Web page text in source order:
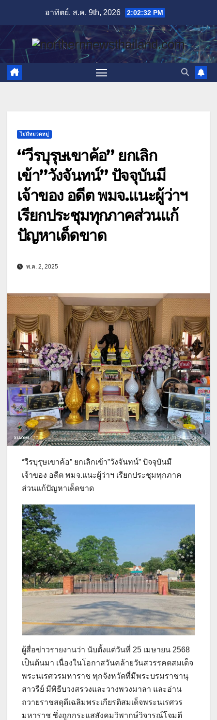
content
อาทิตย์. ส.ค. 9th, 2026 2:02:34 PM
ไม่มีหมวดหมู่
“วีรบุรุษเขาค้อ” ยกเลิก
เข้า”วังจันทน์” ปัจจุบันมี
เจ้าของ อดีต พมจ.แนะผู้ว่าฯ
เรียกประชุมทุกภาคส่วนแก้
ปัญหาเด็ดขาด
พ.ค. 2, 2025
“วีรบุรุษเขาค้อ” ยกเลิกเข้า”วังจันทน์” ปัจจุบันมี
เจ้าของ อดีต พมจ.แนะผู้ว่าฯ เรียกประชุมทุกภาค
ส่วนแก้ปัญหาเด็ดขาด
ผู้สื่อข่าวรายงานว่า นับตั้งแต่วันที่ 25 เมษายน 2568
เป็นต้นมา เนื่องในโอกาสวันคล้ายวันสวรรคตสมเด็จ
พระนเรศวรมหาราช ทุกจังหวัดที่มีพระบรมราชานุ
สาวรีย์ มีพิธีบวงสรวงและวางพวงมาลา และอ่าน
ถวายราชสดุดีเฉลิมพระเกียรติสมเด็จพระนเรศวร
มหาราช ซึ่งถูกกระแสสังคมวิพากษ์วิจารณ์โจมตี